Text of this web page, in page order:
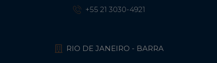
+55 21 3030-4921
RIO DE JANEIRO - BARRA